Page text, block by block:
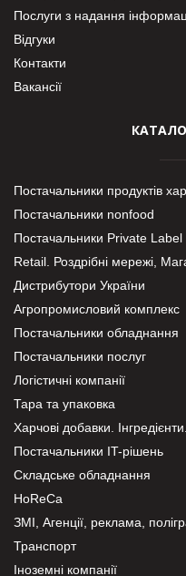
Послуги з надання
Відгуки
Контакти
Вакансії
Постачальники продуктів
Постачальники nonfood
Постачальники Private Label
Retail. Роздрібні мережі,
Дистрибутори України
Агропромисловий комплекс
Постачальники обладнання
Постачальники послуг
Логістичні компанії
Тара та упаковка
Харчові добавки. Інгредієнти.
Постачальники IT-рішень
Складське обладнання
HoReCa
ЗМІ, Агенції, реклама,
Транспорт
Іноземні компанії